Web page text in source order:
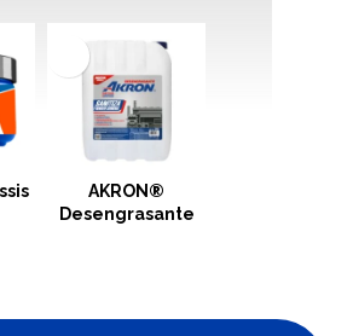
AKRON®
Desengrasante